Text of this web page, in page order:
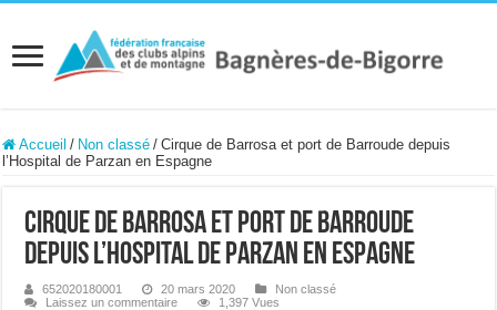
Accueil / Non classé / Cirque de Barrosa et port de Barroude depuis
l’Hospital de Parzan en Espagne
Cirque de Barrosa et port de Barroude
depuis l’Hospital de Parzan en Espagne
652020180001 20 mars 2020
Non classé
Laissez un commentaire
1,397 Vues